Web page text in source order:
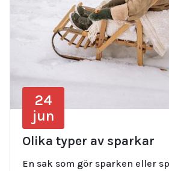
24
jun
Olika typer av sparkar
En sak som gör sparken eller